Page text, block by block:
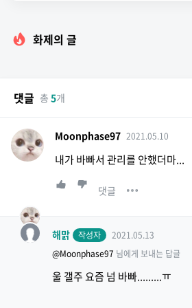
화제의 글
댓글 총 5개
Moonphase97 2021.05.10
내가 바빠서 관리를 안했더마...
댓글
해맑 작성자
2021.05.13
@Moonphase97 님에게 보내는 답글
울 갤주 요즘 넘 바빠.........ㅠ